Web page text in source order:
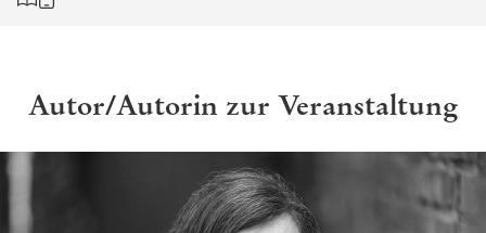
Autor/Autorin zur Veranstaltung